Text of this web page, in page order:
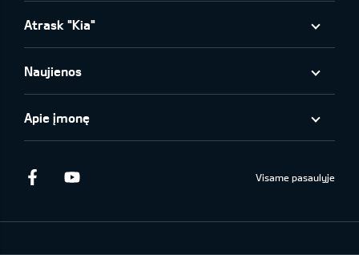
Atrask "Kia"
Naujienos
Apie įmonę
Facebook Visame pasaulyje